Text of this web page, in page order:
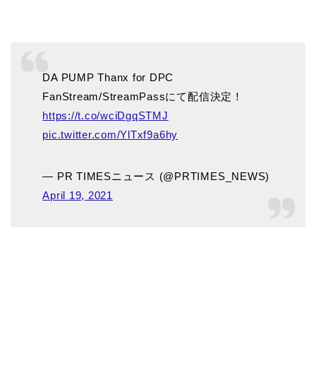
DA PUMP Thanx for DPC
FanStream/StreamPassにて配信決定！
https://t.co/wciDgqSTMJ
pic.twitter.com/YlTxf9a6hy
— PR TIMESニュース (@PRTIMES_NEWS)
April 19, 2021